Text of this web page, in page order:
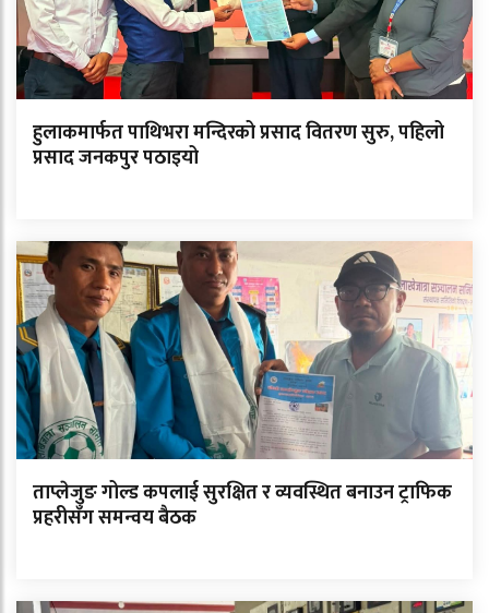
हुलाकमार्फत पाथिभरा मन्दिरको प्रसाद वितरण सुरु, पहिलो
प्रसाद जनकपुर पठाइयो
ताप्लेजुङ गोल्ड कपलाई सुरक्षित र व्यवस्थित बनाउन ट्राफिक
प्रहरीसँग समन्वय बैठक